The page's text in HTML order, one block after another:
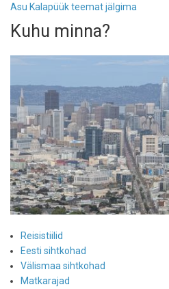
Peipsi
ääres
äritegemise
Asu Kalapüük teemat jälgima
Kuhu minna?
Reisistiilid
Eesti sihtkohad
Välismaa sihtkohad
Matkarajad